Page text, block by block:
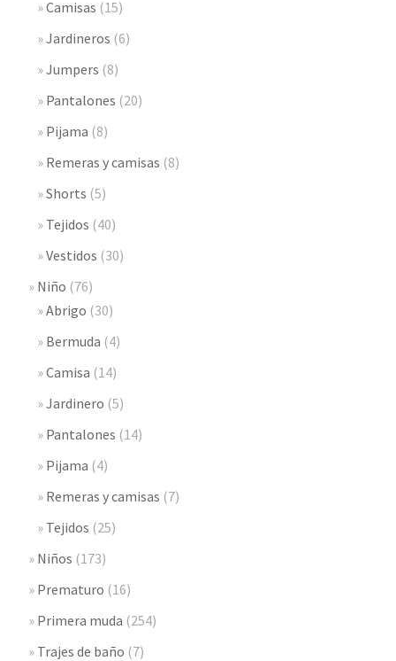
Camisas (15)
Jardineros (6)
Jumpers (8)
Pantalones (20)
Pijama (8)
Remeras y camisas (8)
Shorts (5)
Tejidos (40)
Vestidos (30)
Niño (76)
Abrigo (30)
Bermuda (4)
Camisa (14)
Jardinero (5)
Pantalones (14)
Pijama (4)
Remeras y camisas (7)
Tejidos (25)
Niños (173)
Prematuro (16)
Primera muda (254)
Trajes de baño (7)